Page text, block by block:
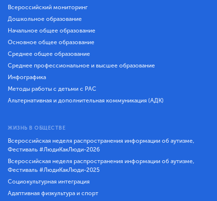
Всероссийский мониторинг
Дошкольное образование
Начальное общее образование
Основное общее образование
Среднее общее образование
Среднее профессиональное и высшее образование
Инфографика
Методы работы с детьми с РАС
Альтернативная и дополнительная коммуникация (АДК)
ЖИЗНЬ В ОБЩЕСТВЕ
Всероссийская неделя распространения информации об аутизме,
Фестиваль #ЛюдиКакЛюди-2026
Всероссийская неделя распространения информации об аутизме,
Фестиваль #ЛюдиКакЛюди-2025
Социокультурная интеграция
Адаптивная физкультура и спорт